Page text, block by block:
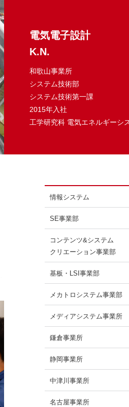
電気電子設計
K.N.
和歌山事業所
システム技術部
システム技術第一課
2015年入社
工学研究科 電気エネルギーシ
現在、手がけている仕事は？
情報システム
SE事業部
コンテンツ&システム
クリエーション事業部
基板・LSI事業部
メカトロシステム事業部
メディアシステム事業所
鎌倉事業所
静岡事業所
中津川事業所
名古屋事業所